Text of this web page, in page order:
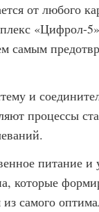
от любого
«Цифрол-
самым
и
процессы
питание и
которые
самого